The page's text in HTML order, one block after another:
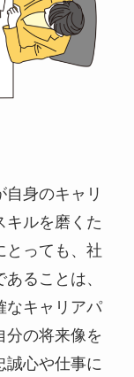
身のキャリ
キルを磨くた
とっても、社
ることは、
なキャリアパ
分の将来像を
誠心や仕事に